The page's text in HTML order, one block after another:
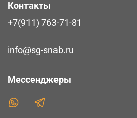
Контакты
+7(911) 763-71-81
info@sg-snab.ru
Мессенджеры